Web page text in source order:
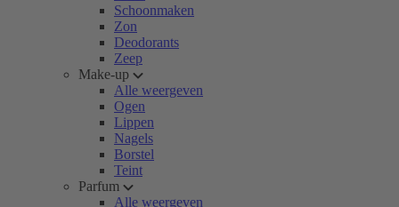
Schoonmaken
Zon
Deodorants
Zeep
Make-up
Alle weergeven
Ogen
Lippen
Nagels
Borstel
Teint
Parfum
Alle weergeven